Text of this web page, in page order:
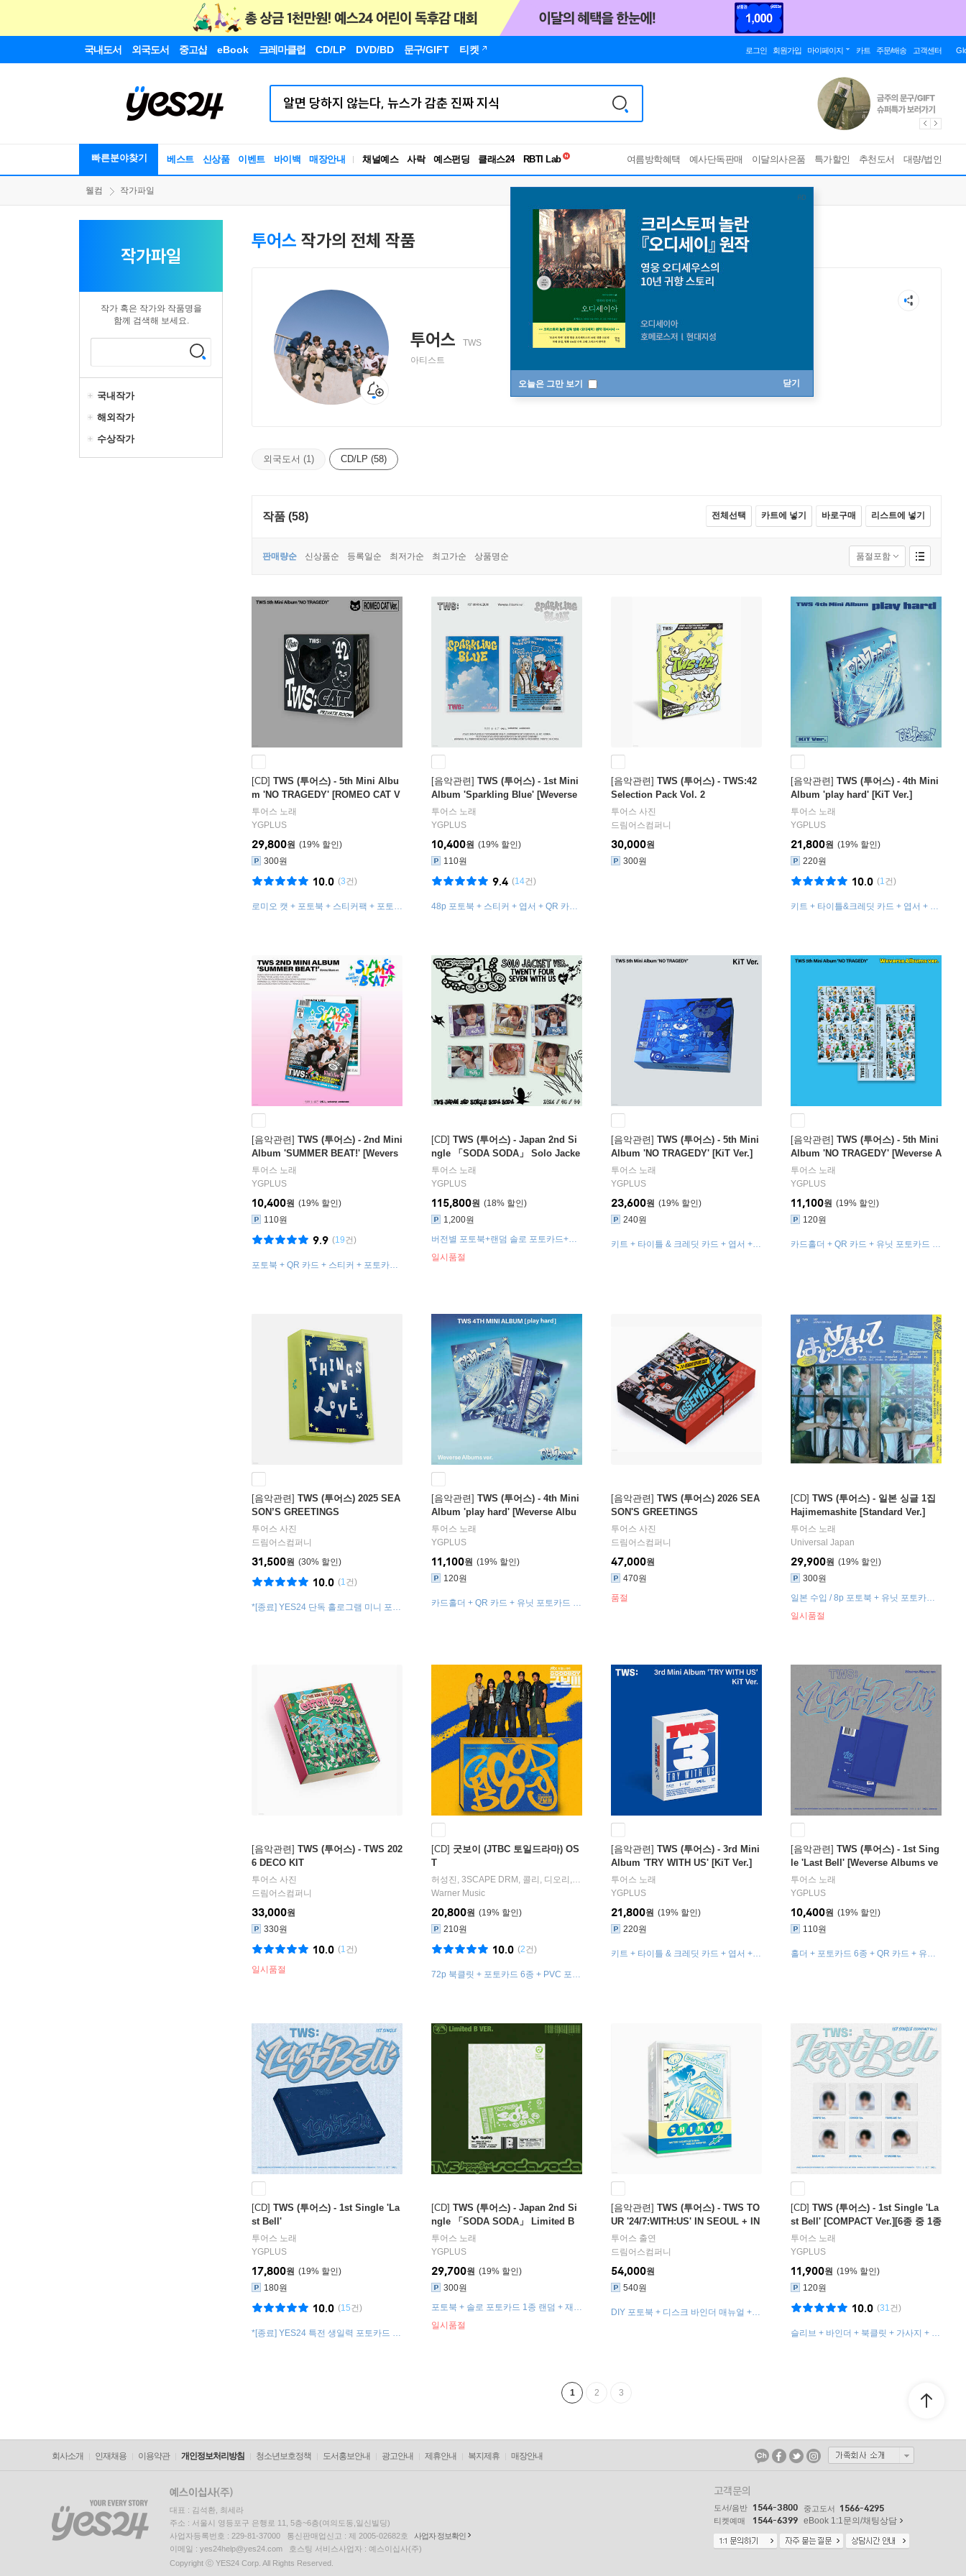
국내도서 외국도서 중고샵 eBook 크레마클럽 CD/LP DVD/BD 문구/GIFT 티켓 로그인 회원가입 마이페이지 카트 주문/배송 고객센터
빠른분야찾기 베스트 신상품 이벤트 바이백 매장안내 채널예스 사락 예스펀딩 클래스24
RBTI Lab
독서유형검사
여름방학혜택 예사단독판매 이달의사은품 특가할인 추천도서 대량/법인
오늘은 그만 보기 닫기
웰컴 작가파일
작가파일
작가 혹은 작가와 작품명을
함께 검색해 보세요.
국내작가
해외작가
수상작가
투어스 작가의 전체 작품
투어스
TWS
아티스트
외국도서 (1) CD/LP (58)
작품 (58) 전체선택 카트에 넣기 바로구매 리스트에 넣기
판매량순 신상품순 등록일순 최저가순 최고가순 상품명순
[CD] TWS (투어스) - 5th Mini Albu
m 'NO TRAGEDY' [ROMEO CAT V
er.]
투어스 노래
YGPLUS
19%
29,800원
300원
(3건)
10.0
로미오 캣 + 포토북 + 스티커팩 + 포토카
[음악관련] TWS (투어스) - 1st Mini
Album 'Sparkling Blue' [Weverse
Albums ver.]
투어스 노래
YGPLUS
19%
10,400원
110원
(14건)
9.4
48p 포토북 + 스티커 + 엽서 + QR 카드
[음악관련] TWS (투어스) - TWS:42
Selection Pack Vol. 2
투어스 사진
드림어스컴퍼니
30,000원
300원
[음악관련] TWS (투어스) - 4th Mini
Album 'play hard' [KiT Ver.]
투어스 노래
YGPLUS
19%
21,800원
220원
(1건)
10.0
키트 + 타이틀&크레딧 카드 + 엽서 + 포
[음악관련] TWS (투어스) - 2nd Mini
Album 'SUMMER BEAT!' [Wevers
e Albums ver.]
투어스 노래
YGPLUS
19%
10,400원
110원
(19건)
9.9
포토북 + QR 카드 + 스티커 + 포토카드
[CD] TWS (투어스) - Japan 2nd Si
ngle 「SODA SODA」 Solo Jacke
t [SET]
투어스 노래
YGPLUS
18%
115,800원
1,200원
일시품절
버전별 포토북+랜덤 솔로 포토카드+랜
스턴트 포토 스타일 카드
[음악관련] TWS (투어스) - 5th Mini
Album 'NO TRAGEDY' [KiT Ver.]
투어스 노래
YGPLUS
19%
23,600원
240원
키트 + 타이틀 & 크레딧 카드 + 엽서 +
[음악관련] TWS (투어스) - 5th Mini
Album 'NO TRAGEDY' [Weverse A
lbums ver.]
투어스 노래
YGPLUS
19%
11,100원
120원
카드홀더 + QR 카드 + 유닛 포토카드 3
[음악관련] TWS (투어스) 2025 SEA
SON’S GREETINGS
투어스 사진
드림어스컴퍼니
30%
31,500원
(1건)
10.0
*[종료] YES24 단독 홀로그램 미니 포토
[음악관련] TWS (투어스) - 4th Mini
Album 'play hard' [Weverse Albu
ms ver.]
투어스 노래
YGPLUS
19%
11,100원
120원
카드홀더 + QR 카드 + 유닛 포토카드 3
[음악관련] TWS (투어스) 2026 SEA
SON'S GREETINGS
투어스 사진
드림어스컴퍼니
47,000원
470원
품절
[CD] TWS (투어스) - 일본 싱글 1집
Hajimemashite [Standard Ver.]
투어스 노래
Universal Japan
19%
29,900원
300원
일시품절
일본 수입 / 8p 포토북 + 유닛 포토카드
[음악관련] TWS (투어스) - TWS 202
6 DECO KIT
투어스 사진
드림어스컴퍼니
33,000원
330원
(1건)
10.0
일시품절
[CD] 굿보이 (JTBC 토일드라마) OS
T
허성진 , 3SCAPE DRM , 콜리 , 디오리 , 오은아
작곡 외 11명
Warner Music
19%
20,800원
210원
(2건)
10.0
72p 북클릿 + 포토카드 6종 + PVC 포토
[음악관련] TWS (투어스) - 3rd Mini
Album 'TRY WITH US' [KiT Ver.]
투어스 노래
YGPLUS
19%
21,800원
220원
키트 + 타이틀 & 크레딧 카드 + 엽서 +
[음악관련] TWS (투어스) - 1st Sing
le 'Last Bell' [Weverse Albums ve
r.]
투어스 노래
YGPLUS
19%
10,400원
110원
홀더 + 포토카드 6종 + QR 카드 + 유저
[CD] TWS (투어스) - 1st Single 'La
st Bell'
투어스 노래
YGPLUS
19%
17,800원
180원
(15건)
10.0
*[종료] YES24 특전 생일력 포토카드 종
[CD] TWS (투어스) - Japan 2nd Si
ngle 「SODA SODA」 Limited B
투어스 노래
YGPLUS
19%
29,700원
300원
일시품절
포토북 + 솔로 포토카드 1종 랜덤 + 재킷
[음악관련] TWS (투어스) - TWS TO
UR '24/7:WITH:US' IN SEOUL + IN
DEX SET [SHINYU VER.]
투어스 출연
드림어스컴퍼니
54,000원
540원
DIY 포토북 + 디스크 바인더 매뉴얼 +
[CD] TWS (투어스) - 1st Single 'La
st Bell' [COMPACT Ver.][6종 중 1종
랜덤발송]
투어스 노래
YGPLUS
19%
11,900원
120원
(31건)
10.0
슬리브 + 바인더 + 북클릿 + 가사지 + 포
1 2 3
회사소개 인재채용 이용약관 개인정보처리방침 청소년보호정책 도서홍보안내 광고안내 제휴안내 복지제휴 매장안내
대표 : 김석환, 최세라
주소 : 서울시 영등포구 은행로 11, 5층~6층(여의도동,일신빌딩)
사업자등록번호 : 229-81-37000 통신판매업신고 : 제 2005-02682호
사업자 정보확인
이메일 : yes24help@yes24.com 호스팅 서비스사업자 : 예스이십사(주)
Copyright ⓒ YES24 Corp. All Rights Reserved.
고객문의
도서/음반 1544-3800 중고도서 1566-4295
티켓예매 1544-6399 eBook 1:1문의/채팅상담